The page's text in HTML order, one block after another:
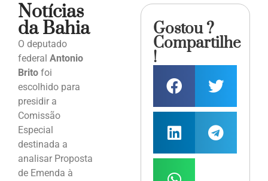
Notícias
da Bahia
O deputado
federal Antonio
Brito foi
escolhido para
presidir a
Comissão
Especial
destinada a
analisar Proposta
de Emenda à
Gostou ?
Compartilhe
!